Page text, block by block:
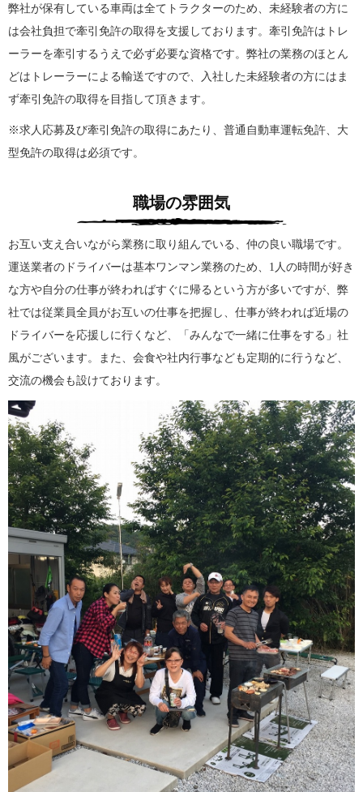
弊社が保有している車両は全てトラクターのため、未経験者の方に
は会社負担で牽引免許の取得を支援しております。牽引免許はトレ
ーラーを牽引するうえで必ず必要な資格です。弊社の業務のほとん
どはトレーラーによる輸送ですので、入社した未経験者の方にはま
ず牽引免許の取得を目指して頂きます。
※求人応募及び牽引免許の取得にあたり、普通自動車運転免許、大
型免許の取得は必須です。
職場の雰囲気
お互い支え合いながら業務に取り組んでいる、仲の良い職場です。
運送業者のドライバーは基本ワンマン業務のため、1人の時間が好き
な方や自分の仕事が終わればすぐに帰るという方が多いですが、弊
社では従業員全員がお互いの仕事を把握し、仕事が終われば近場の
ドライバーを応援しに行くなど、「みんなで一緒に仕事をする」社
風がございます。また、会食や社内行事なども定期的に行うなど、
交流の機会も設けております。